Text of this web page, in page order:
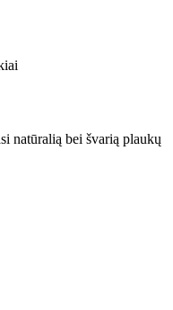
natūralią bei švarią plaukų